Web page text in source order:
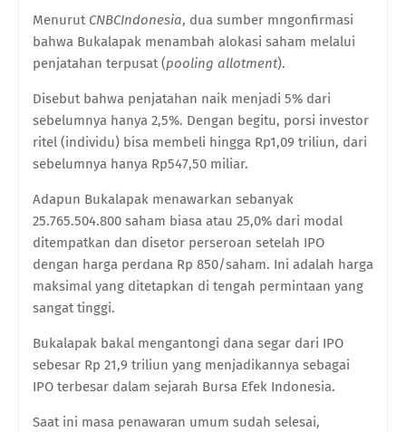
Menurut CNBCIndonesia, dua sumber mngonfirmasi
bahwa Bukalapak menambah alokasi saham melalui
penjatahan terpusat (pooling allotment).
Disebut bahwa penjatahan naik menjadi 5% dari
sebelumnya hanya 2,5%. Dengan begitu, porsi investor
ritel (individu) bisa membeli hingga Rp1,09 triliun, dari
sebelumnya hanya Rp547,50 miliar.
Adapun Bukalapak menawarkan sebanyak
25.765.504.800 saham biasa atau 25,0% dari modal
ditempatkan dan disetor perseroan setelah IPO
dengan harga perdana Rp 850/saham. Ini adalah harga
maksimal yang ditetapkan di tengah permintaan yang
sangat tinggi.
Bukalapak bakal mengantongi dana segar dari IPO
sebesar Rp 21,9 triliun yang menjadikannya sebagai
IPO terbesar dalam sejarah Bursa Efek Indonesia.
Saat ini masa penawaran umum sudah selesai,